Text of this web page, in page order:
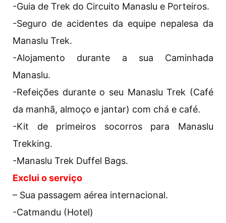
-Guia de Trek do Circuito Manaslu e Porteiros.
-Seguro de acidentes da equipe nepalesa da
Manaslu Trek.
-Alojamento durante a sua Caminhada
Manaslu.
-Refeições durante o seu Manaslu Trek (Café
da manhã, almoço e jantar) com chá e café.
-Kit de primeiros socorros para Manaslu
Trekking.
-Manaslu Trek Duffel Bags.
Exclui o serviço
– Sua passagem aérea internacional.
-Catmandu (Hotel)